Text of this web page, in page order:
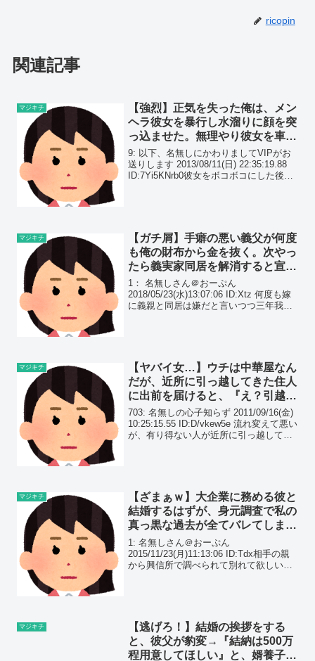
ricopin
関連記事
マジキチ
【強烈】正気を失った俺は、メン
ヘラ彼女を暴行し水溜りに顔を突
っ込ませた。無理やり彼女を車に
乗せると、向かった先は…
9: 以下、名無しにかわりましてVIPがお
送りします 2013/08/11(日) 22:35:19.88
ID:7Yi5KNrb0彼女をボコボコにした後悔
マジキチ
【ガチ屑】手癖の悪い義父が何度
も俺の財布から金を抜く。次やっ
たら義実家同居を解消すると宣言
したのに、またやりやがってパチ
ソコに…
1： 名無しさん＠おーぷん
2018/05/23(水)13:07:06 ID:Xtz 何度も嫁
に義親と同居は嫌だと言いつつ三年我慢
マジキチ
【ヤバイ女…】ウチは中華屋なん
だが、近所に引っ越してきた住人
に出前を届けると、『え？引越し
祝いでタダじゃないんですか？』
と意味不明な主張をされたんだ
が…
703: 名無しの心子知らず 2011/09/16(金)
10:25:15.55 ID:D/vkew5e 流れ変えて悪い
が、有り得ない人が近所に引っ越して来
マジキチ
【ざまぁｗ】大企業に務める彼と
結婚するはずが、身元調査で私の
真っ黒な過去が全てバレてしまっ
た。
1: 名無しさん＠おーぷん
2015/11/23(月)11:13:06 ID:Tdx相手の親
から興信所で調べられて別れて欲しいと
マジキチ
【逃げろ！】結婚の挨拶をする
と、彼父が豹変→『結納は500万
程用意してほしい』と、婿養子に